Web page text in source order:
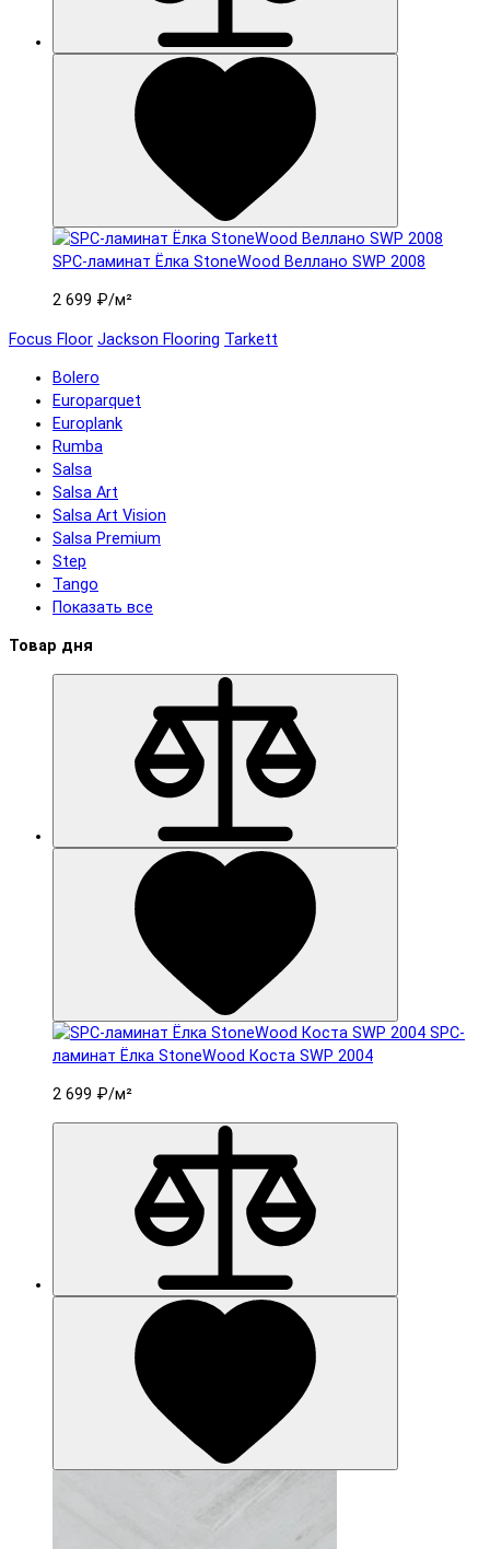
SPC-ламинат Ëлка StoneWood Веллано SWP 2008
2 699 ₽/м²
Focus Floor Jackson Flooring Tarkett
Bolero
Europarquet
Europlank
Rumba
Salsa
Salsa Art
Salsa Art Vision
Salsa Premium
Step
Tango
Показать все
Товар дня
SPC-
ламинат Ëлка StoneWood Коста SWP 2004
2 699 ₽/м²